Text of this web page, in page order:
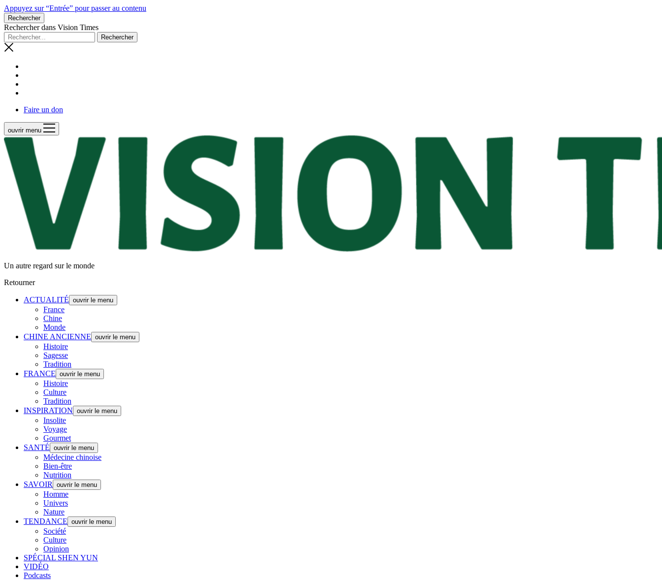
Appuyez sur “Entrée” pour passer au contenu
Rechercher
Rechercher dans Vision Times
Faire un don
ouvrir menu
Un autre regard sur le monde
Retourner
ACTUALITÉ ouvrir le menu
France
Chine
Monde
CHINE ANCIENNE ouvrir le menu
Histoire
Sagesse
Tradition
FRANCE ouvrir le menu
Histoire
Culture
Tradition
INSPIRATION ouvrir le menu
Insolite
Voyage
Gourmet
SANTÉ ouvrir le menu
Médecine chinoise
Bien-être
Nutrition
SAVOIR
ouvrir le menu
Homme
Univers
Nature
TENDANCE ouvrir le menu
Société
Culture
Opinion
SPÉCIAL SHEN YUN
VIDÉO
Podcasts